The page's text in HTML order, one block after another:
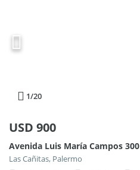
1/20
USD 900
Avenida Luis María Campos 300
Las Cañitas, Palermo